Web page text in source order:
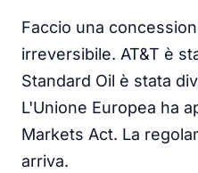
Faccio una
irreversibile. AT&T è
Standard Oil è stata
L'Unione Europea ha
Markets Act. La
arriva.